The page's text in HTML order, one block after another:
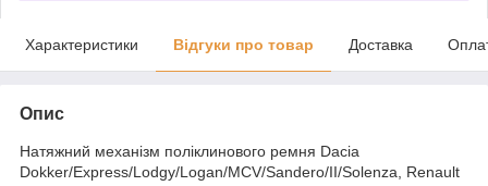
Характеристики Відгуки про товар Доставка
Опис
Натяжний механізм поліклинового ремня Dacia
Dokker/Express/Lodgy/Logan/MCV/Sandero/II/Solenza, Renault